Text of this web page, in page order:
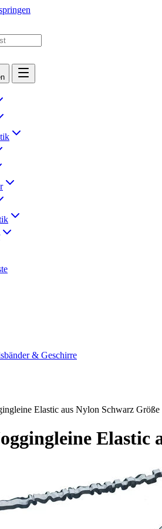
& Geschirre
Elastic aus Nylon Schwarz
Elastic